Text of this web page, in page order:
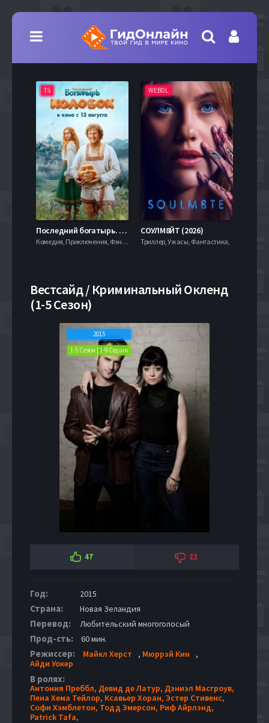
TS
Последний богатырь. Колобок (2026)
Комедия, Приключения, Фэнтези,
WEBDL
СОУЛМ8ЙТ (2026)
Триллер, Ужасы, Фантастика,
Вестсайд / Криминальный Окленд
(1-5 Сезон)
2015
1-5 Сезон | 1-9 Серия
47 22
Год: 2015
Страна: Новая Зеландия
Перевод: Любительский многоголосый
Прод-сть: 60 мин.
Режиссер: Майкл Херст , Мюррэй Кин
,
Айди Уокер
В ролях:
Антония Преббл, Девид де Латур, Дэниэл Масгроув,
Пена Хема Тейлор, Ксавьер Хоран, Эстер Стивенс,
Софи Хэмблетон, Тодд Эмерсон, Риф Айрлэнд,
Patrick Tafa,